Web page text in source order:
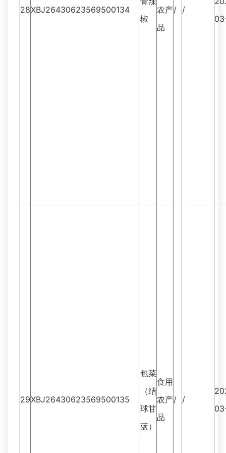
28XBJ26430623569500134
椒
农产
品
/ /
29XBJ26430623569500135
包菜
（结
球甘
蓝）
食用
农产
品
/ /